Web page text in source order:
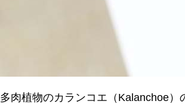
多肉植物のカランコエ（Kalanchoe）